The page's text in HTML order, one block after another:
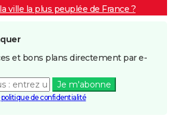
ville la plus peuplée de France ?
et bons plans directement par e-
Je m'abonne
de confidentialité